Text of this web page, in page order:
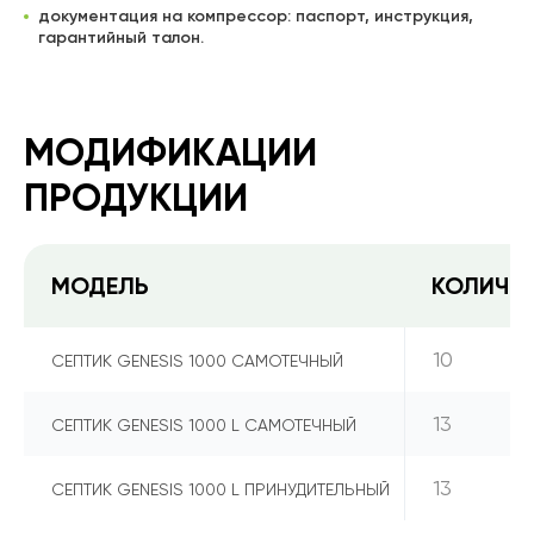
документация на компрессор: паспорт, инструкция,
гарантийный талон.
МОДИФИКАЦИИ
ПРОДУКЦИИ
МОДЕЛЬ
СЕПТИК GENESIS 1000 САМОТЕЧНЫЙ 10
СЕПТИК GENESIS 1000 L САМОТЕЧНЫЙ 13
СЕПТИК GENESIS 1000 L ПРИНУДИТЕЛЬНЫЙ 13